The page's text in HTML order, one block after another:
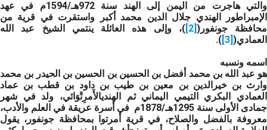
والتي هاجرت من اليمن إلى الهند سنة 972هـ/1594م في عهد
الإمبراطور الهندي جلال الدين محمد أكبر واستقرت في قرية من
محافظة جونفور( [2]
)، وإلى هذه العائلة ينتمي الشيخ عبد الله
العمادي(
).
اسمه ونسبه
هو عبد الله بن محمد أفضل بن الحسين بن الحسين بن الحيدر بن محمد
وارث بن خيرالدين بن معين بن طيب بن داود بن قطب بن عماد
العمادي البكري التيمي اليماني ثم الهنديالأَمرِتْوَائي، ولد في شهر
جمادى الأولى سنة 1295هـ/1878م في أسرة عريقة في العلم والأدب،
معروفة بالفضل والصلاح، في قرية أمرتوا بمحافظة جونفور، يقول